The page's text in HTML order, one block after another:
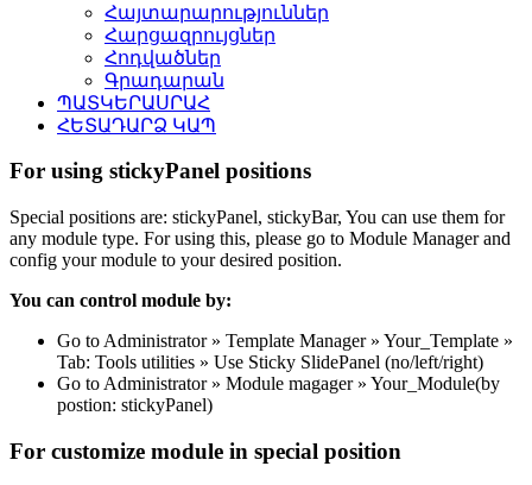
Հայտարարություններ
Հարցազրույցներ
Հոդվածներ
Գրադարան
ՊԱՏԿԵՐԱՍՐԱՀ
ՀԵՏԱԴԱՐՁ ԿԱՊ
For using stickyPanel positions
Special positions are: stickyPanel, stickyBar, You can use them for
any module type. For using this, please go to Module Manager and
config your module to your desired position.
You can control module by:
Go to Administrator » Template Manager » Your_Template »
Tab: Tools utilities » Use Sticky SlidePanel (no/left/right)
Go to Administrator » Module magager » Your_Module(by
postion: stickyPanel)
For customize module in special position